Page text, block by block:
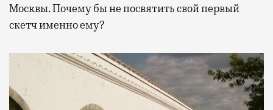
Москвы. Почему бы не посвятить свой первый
скетч именно ему?